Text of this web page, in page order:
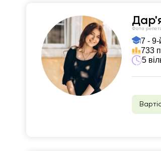
Фото
7 - 9-
733
5